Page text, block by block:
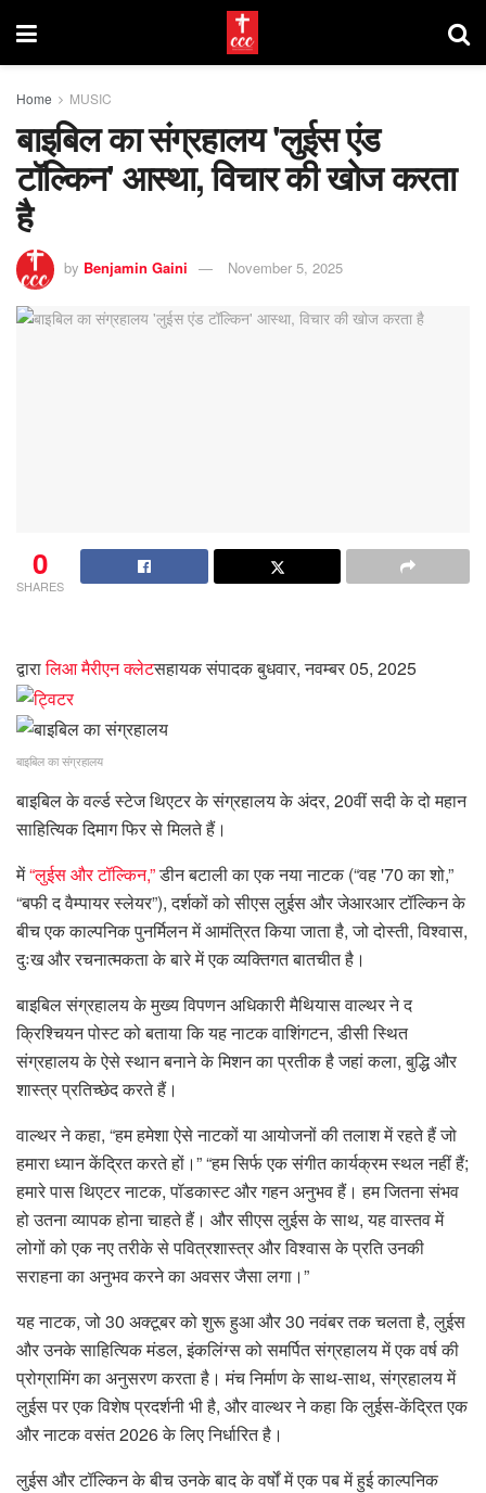
Home MUSIC
बाइबिल का संग्रहालय 'लुईस एंड
टॉल्किन' आस्था, विचार की खोज करता
है
by Benjamin Gaini November 5, 2025
0
SHARES
द्वारालिआ मैरीएन क्लेटसहायक संपादकबुधवार, नवम्बर 05, 2025
बाइबिल का संग्रहालय
बाइबिल के वर्ल्ड स्टेज थिएटर के संग्रहालय के अंदर, 20वीं सदी के दो महान
साहित्यिक दिमाग फिर से मिलते हैं।
में“लुईस और टॉल्किन,”डीन बटाली का एक नया नाटक (“वह '70 का शो,”
“बफी द वैम्पायर स्लेयर”), दर्शकों को सीएस लुईस और जेआरआर टॉल्किन के
बीच एक काल्पनिक पुनर्मिलन में आमंत्रित किया जाता है, जो दोस्ती, विश्वास,
दुःख और रचनात्मकता के बारे में एक व्यक्तिगत बातचीत है।
बाइबिल संग्रहालय के मुख्य विपणन अधिकारी मैथियास वाल्थर ने द
क्रिश्चियन पोस्ट को बताया कि यह नाटक वाशिंगटन, डीसी स्थित
संग्रहालय के ऐसे स्थान बनाने के मिशन का प्रतीक है जहां कला, बुद्धि और
शास्त्र प्रतिच्छेद करते हैं।
वाल्थर ने कहा, “हम हमेशा ऐसे नाटकों या आयोजनों की तलाश में रहते हैं जो
हमारा ध्यान केंद्रित करते हों।” “हम सिर्फ एक संगीत कार्यक्रम स्थल नहीं हैं;
हमारे पास थिएटर नाटक, पॉडकास्ट और गहन अनुभव हैं। हम जितना संभव
हो उतना व्यापक होना चाहते हैं। और सीएस लुईस के साथ, यह वास्तव में
लोगों को एक नए तरीके से पवित्रशास्त्र और विश्वास के प्रति उनकी
सराहना का अनुभव करने का अवसर जैसा लगा।”
यह नाटक, जो 30 अक्टूबर को शुरू हुआ और 30 नवंबर तक चलता है, लुईस
और उनके साहित्यिक मंडल, इंकलिंग्स को समर्पित संग्रहालय में एक वर्ष की
प्रोग्रामिंग का अनुसरण करता है। मंच निर्माण के साथ-साथ, संग्रहालय में
लुईस पर एक विशेष प्रदर्शनी भी है, और वाल्थर ने कहा कि लुईस-केंद्रित एक
और नाटक वसंत 2026 के लिए निर्धारित है।
लुईस और टॉल्किन के बीच उनके बाद के वर्षों में एक पब में हुई काल्पनिक